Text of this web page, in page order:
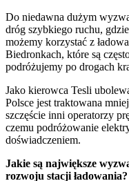
Do niedawna dużym
dróg szybkiego ruchu,
możemy korzystać z
Biedronkach, które są
podróżujemy po drogach
Jako kierowca Tesli
Polsce jest traktowana
szczęście inni operatorzy
czemu podróżowanie
doświadczeniem.
Jakie są największe
rozwoju stacji ładowania?